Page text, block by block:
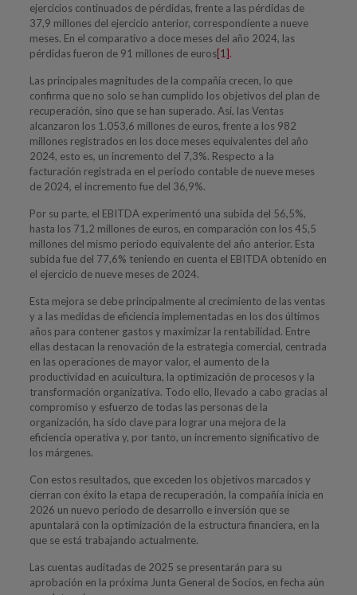
ejercicios continuados de pérdidas, frente a las pérdidas de
37,9 millones del ejercicio anterior, correspondiente a nueve
meses. En el comparativo a doce meses del año 2024, las
pérdidas fueron de 91 millones de euros[1].
Las principales magnitudes de la compañía crecen, lo que
confirma que no solo se han cumplido los objetivos del plan de
recuperación, sino que se han superado. Así, las Ventas
alcanzaron los 1.053,6 millones de euros, frente a los 982
millones registrados en los doce meses equivalentes del año
2024, esto es, un incremento del 7,3%. Respecto a la
facturación registrada en el periodo contable de nueve meses
de 2024, el incremento fue del 36,9%.
Por su parte, el EBITDA experimentó una subida del 56,5%,
hasta los 71,2 millones de euros, en comparación con los 45,5
millones del mismo periodo equivalente del año anterior. Esta
subida fue del 77,6% teniendo en cuenta el EBITDA obtenido en
el ejercicio de nueve meses de 2024.
Esta mejora se debe principalmente al crecimiento de las ventas
y a las medidas de eficiencia implementadas en los dos últimos
años para contener gastos y maximizar la rentabilidad. Entre
ellas destacan la renovación de la estrategia comercial, centrada
en las operaciones de mayor valor, el aumento de la
productividad en acuicultura, la optimización de procesos y la
transformación organizativa. Todo ello, llevado a cabo gracias al
compromiso y esfuerzo de todas las personas de la
organización, ha sido clave para lograr una mejora de la
eficiencia operativa y, por tanto, un incremento significativo de
los márgenes.
Con estos resultados, que exceden los objetivos marcados y
cierran con éxito la etapa de recuperación, la compañía inicia en
2026 un nuevo periodo de desarrollo e inversión que se
apuntalará con la optimización de la estructura financiera, en la
que se está trabajando actualmente.
Las cuentas auditadas de 2025 se presentarán para su
aprobación en la próxima Junta General de Socios, en fecha aún